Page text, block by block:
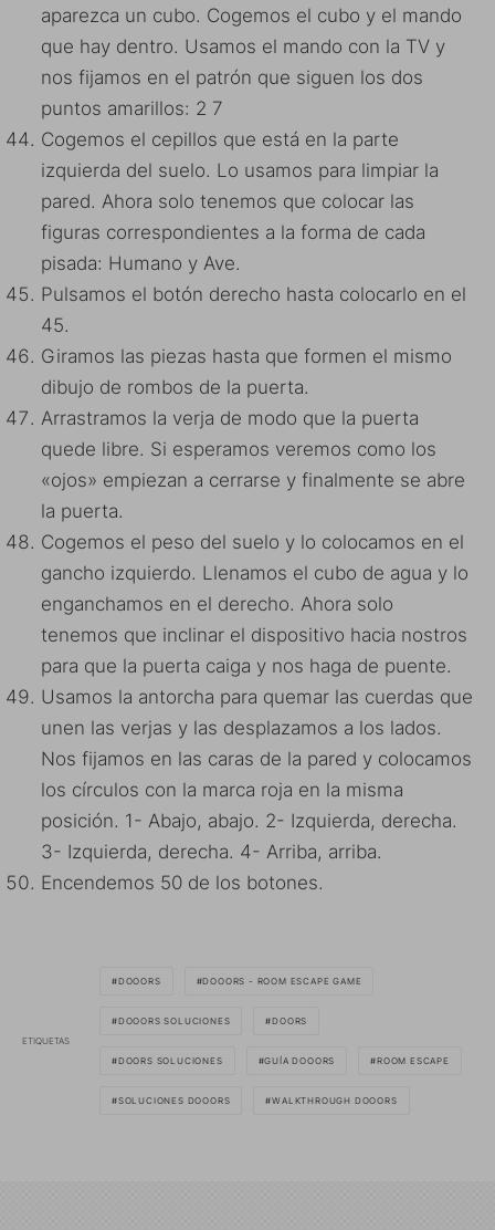
aparezca un cubo. Cogemos el cubo y el mando
que hay dentro. Usamos el mando con la TV y
nos fijamos en el patrón que siguen los dos
puntos amarillos: 2 7
Cogemos el cepillos que está en la parte
izquierda del suelo. Lo usamos para limpiar la
pared. Ahora solo tenemos que colocar las
figuras correspondientes a la forma de cada
pisada: Humano y Ave.
Pulsamos el botón derecho hasta colocarlo en el
45.
Giramos las piezas hasta que formen el mismo
dibujo de rombos de la puerta.
Arrastramos la verja de modo que la puerta
quede libre. Si esperamos veremos como los
«ojos» empiezan a cerrarse y finalmente se abre
la puerta.
Cogemos el peso del suelo y lo colocamos en el
gancho izquierdo. Llenamos el cubo de agua y lo
enganchamos en el derecho. Ahora solo
tenemos que inclinar el dispositivo hacia nostros
para que la puerta caiga y nos haga de puente.
Usamos la antorcha para quemar las cuerdas que
unen las verjas y las desplazamos a los lados.
Nos fijamos en las caras de la pared y colocamos
los círculos con la marca roja en la misma
posición. 1- Abajo, abajo. 2- Izquierda, derecha.
3- Izquierda, derecha. 4- Arriba, arriba.
Encendemos 50 de los botones.
ETIQUETAS
DOOORS DOOORS - ROOM ESCAPE GAME
DOOORS SOLUCIONES DOORS
DOORS SOLUCIONES GUÍA DOOORS ROOM ESCAPE
SOLUCIONES DOOORS WALKTHROUGH DOOORS